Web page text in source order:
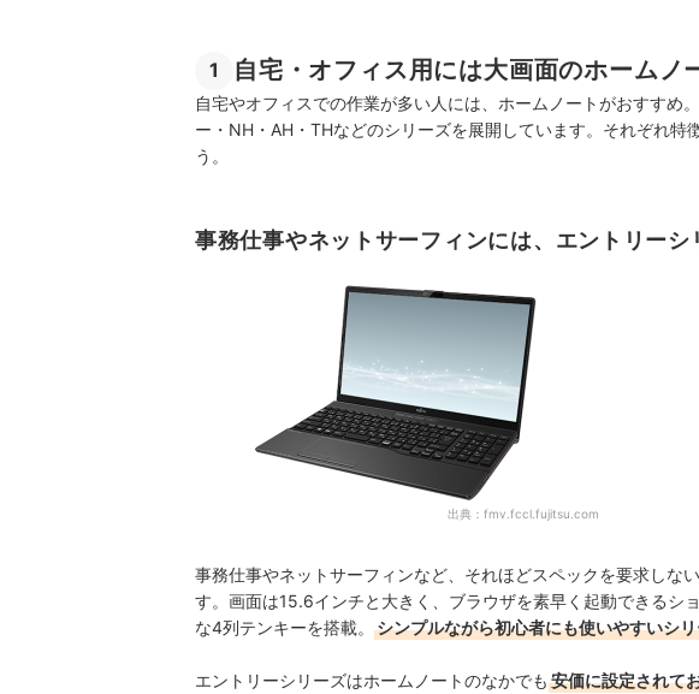
1 自宅・オフィス用には大画面のホームノ
自宅やオフィスでの作業が多い人には、ホームノートがおすすめ
ー・NH・AH・THなどのシリーズを展開しています。それぞれ特
う。
事務仕事やネットサーフィンには、エントリー
出典： fmv.fccl.fujitsu.com
事務仕事やネットサーフィンなど、それほどスペックを要求しな
す。画面は15.6インチと大きく、ブラウザを素早く起動できるシ
な4列テンキーを搭載。
シンプルながら初心者にも使いやすいシ
エントリーシリーズはホームノートのなかでも 安価に設定されて